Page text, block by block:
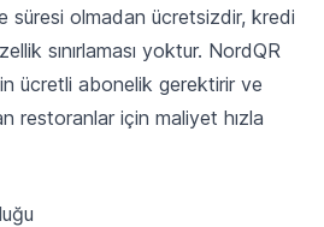
süresi olmadan ücretsizdir, kredi
sınırlaması yoktur. NordQR
ücretli abonelik gerektirir ve
restoranlar için maliyet hızla